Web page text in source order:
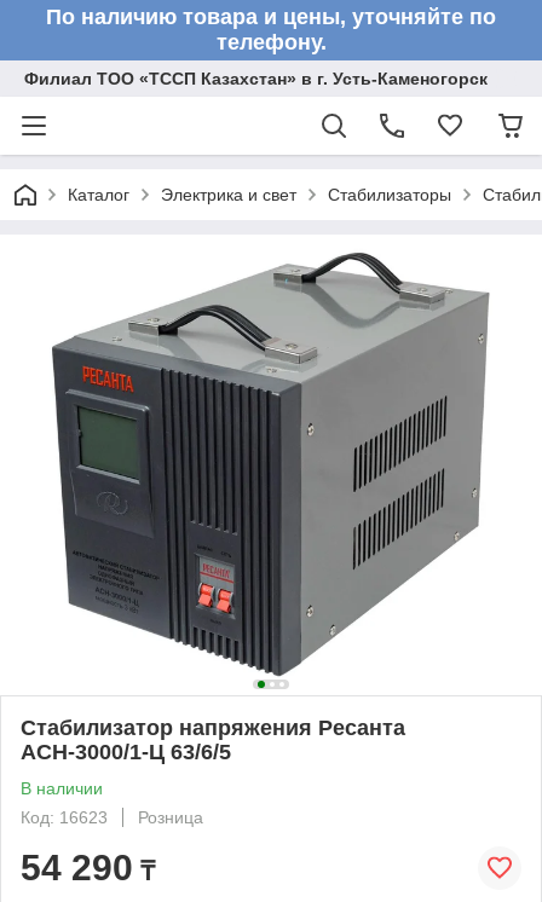
По наличию товара и цены, уточняйте по
телефону.
Филиал ТОО «ТССП Казахстан» в г. Усть-Каменогорск
Каталог Электрика и свет Стабилизаторы
Стабилизатор напряжения Ресанта
АСН-3000/1-Ц 63/6/5
В наличии
Код: 16623
Розница
54 290 ₸